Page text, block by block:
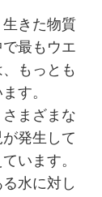
きた物質
最もウエ
もっとも
す。
まざまな
発生して
います。
水に対し